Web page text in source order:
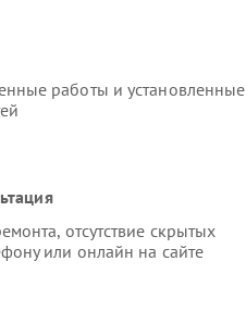
работы и установленные
отсутствие скрытых
или онлайн на сайте